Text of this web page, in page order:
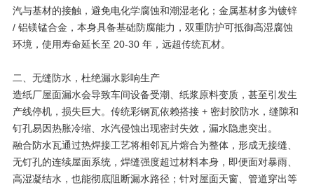
汽与基材的接触，避免电化学腐蚀和潮湿老化；金属基材多为镀锌
/ 铝镁锰合金，本身具备基础防腐能力，双重防护可抵御高湿腐蚀
环境，使用寿命延长至 20-30 年，远超传统瓦材。
二、无缝防水，杜绝漏水影响生产
造纸厂屋面漏水会导致车间设备受潮、纸浆原料变质，甚至引发生
产线停机，损失巨大。传统彩钢瓦依赖搭接 + 密封胶防水，缝隙和
钉孔易因热胀冷缩、水汽侵蚀出现密封失效，漏水隐患突出。
融合防水瓦通过热焊接工艺将相邻瓦片熔合为整体，形成无接缝、
无钉孔的连续屋面系统，焊缝强度超过材料本身，即便面对暴雨、
高湿凝结水，也能彻底阻断漏水路径；针对屋面天窗、管道穿出等